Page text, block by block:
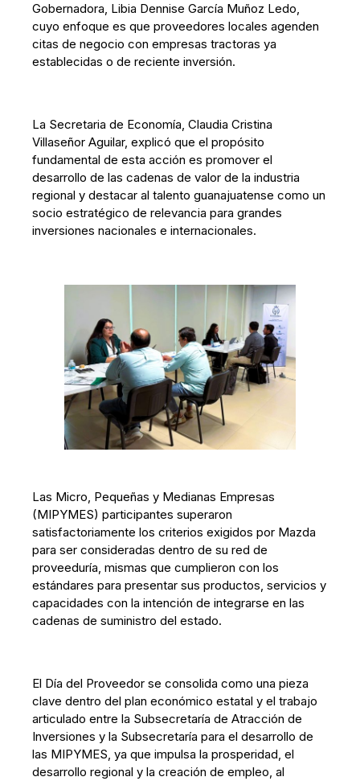
Gobernadora, Libia Dennise García Muñoz Ledo,
cuyo enfoque es que proveedores locales agenden
citas de negocio con empresas tractoras ya
establecidas o de reciente inversión.
La Secretaria de Economía, Claudia Cristina
Villaseñor Aguilar, explicó que el propósito
fundamental de esta acción es promover el
desarrollo de las cadenas de valor de la industria
regional y destacar al talento guanajuatense como un
socio estratégico de relevancia para grandes
inversiones nacionales e internacionales.
Las Micro, Pequeñas y Medianas Empresas
(MIPYMES) participantes superaron
satisfactoriamente los criterios exigidos por Mazda
para ser consideradas dentro de su red de
proveeduría, mismas que cumplieron con los
estándares para presentar sus productos, servicios y
capacidades con la intención de integrarse en las
cadenas de suministro del estado.
El Día del Proveedor se consolida como una pieza
clave dentro del plan económico estatal y el trabajo
articulado entre la Subsecretaría de Atracción de
Inversiones y la Subsecretaría para el desarrollo de
las MIPYMES, ya que impulsa la prosperidad, el
desarrollo regional y la creación de empleo, al